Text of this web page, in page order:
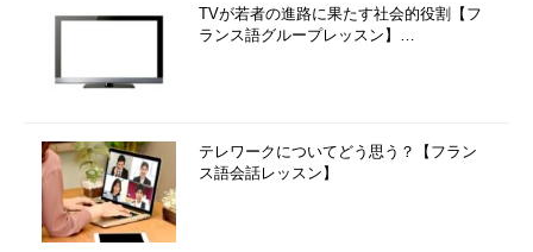
TVが若者の進路に果たす社会的役割【フ
ランス語グループレッスン】…
テレワークについてどう思う？【フラン
ス語会話レッスン】